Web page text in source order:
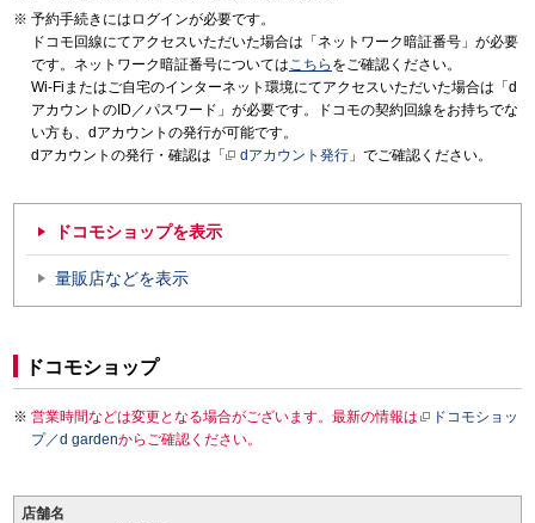
予約手続きにはログインが必要です。
ドコモ回線にてアクセスいただいた場合は「ネットワーク暗証番号」が必要
です。ネットワーク暗証番号についてはこちら をご確認ください。
Wi-Fiまたはご自宅のインターネット環境にてアクセスいただいた場合は「d
アカウントのID／パスワード」が必要です。ドコモの契約回線をお持ちでな
い方も、dアカウントの発行が可能です。
dアカウントの発行・確認は「
dアカウント発行 」でご確認ください。
ドコモショップを表示
量販店などを表示
ドコモショップ
営業時間などは変更となる場合がございます。最新の情報は
ドコモショッ
プ／d gardenからご確認ください。
店舗名